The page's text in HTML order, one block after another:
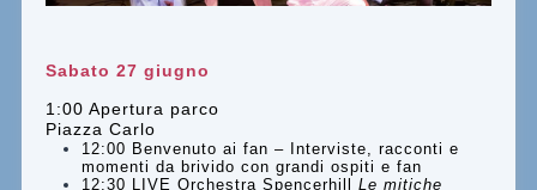
Sabato 27 giugno
1:00 Apertura parco
Piazza Carlo
12:00 Benvenuto ai fan –
Interviste, racconti e
momenti da brivido con grandi ospiti e fan
12:30 LIVE Orchestra Spencerhill Le mitiche